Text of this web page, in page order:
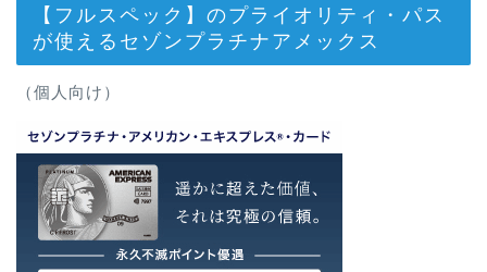
【フルスペック】のプライオリティ・パス
が使えるセゾンプラチナアメックス
（個人向け）